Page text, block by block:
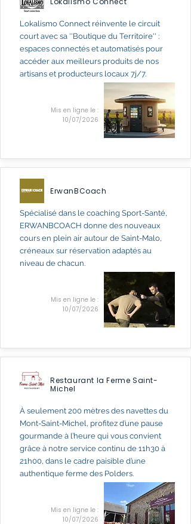
Lokalismo Connect réinvente le circuit
court avec sa ''Boutique du Territoire'' :
espaces connectés et automatisés pour
accéder aux meilleurs produits de nos
artisans et producteurs locaux 7j/7.
Mis en ligne le :
10/07/2026
ErwanBCoach
Spécialisé dans le coaching Sport-Santé,
ERWANBCOACH donne des nouveaux
cours en plein air autour de Saint-Malo,
créneaux sur réservation adaptés au
niveau de chacun.
Mis en ligne le :
10/07/2026
Restaurant la Ferme Saint-
Michel
À seulement 200 mètres des navettes du
Mont-Saint-Michel, profitez d’une pause
gourmande à l’heure qui vous convient
grâce à notre service continu de 11h30 à
21h00, dans le cadre paisible d’une
authentique ferme des Polders.
Mis en ligne le :
10/07/2026